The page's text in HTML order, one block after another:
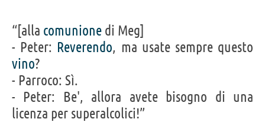
“[alla comunione di Meg]
- Peter: Reverendo, ma usate sempre questo
vino?
- Parroco: Sì.
- Peter: Be', allora avete bisogno di una
licenza per superalcolici!”